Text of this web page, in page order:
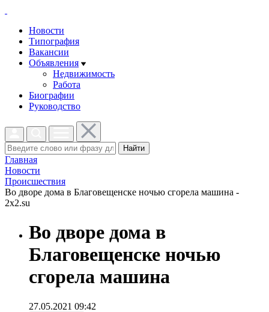
Новости
Типография
Вакансии
Объявления
Недвижимость
Работа
Биографии
Руководство
Найти
Главная
Новости
Проиcшествия
Во дворе дома в Благовещенске ночью сгорела машина -
2x2.su
Во дворе дома в
Благовещенске ночью
сгорела машина
27.05.2021 09:42